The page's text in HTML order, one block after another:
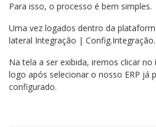
Para isso, o processo é bem simples.
Uma vez logados dentro da
lateral Integração | Config.Integração.
Na tela a ser exibida, iremos clicar no
logo após selecionar o nosso ERP já
configurado.